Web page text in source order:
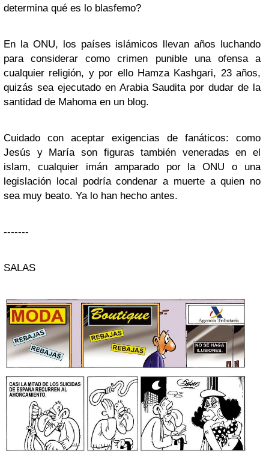
determina qué es lo blasfemo?
En la ONU, los países islámicos llevan años luchando
para considerar como crimen punible una ofensa a
cualquier religión, y por ello Hamza Kashgari, 23 años,
quizás sea ejecutado en Arabia Saudita por dudar de la
santidad de Mahoma en un blog.
Cuidado con aceptar exigencias de fanáticos: como
Jesús y María son figuras también veneradas en el
islam, cualquier imán amparado por la ONU o una
legislación local podría condenar a muerte a quien no
sea muy beato. Ya lo han hecho antes.
-------
SALAS